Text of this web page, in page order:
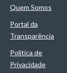
Quem Somos
Portal da
Transparência
Política de
Privacidade